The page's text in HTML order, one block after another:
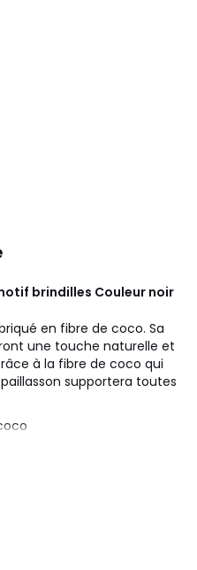
brindilles Couleur noir
en fibre de coco. Sa
une touche naturelle et
à la fibre de coco qui
supportera toutes